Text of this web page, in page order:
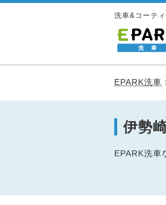
洗車&コーテ
EPARK洗車
伊勢
EPARK洗車